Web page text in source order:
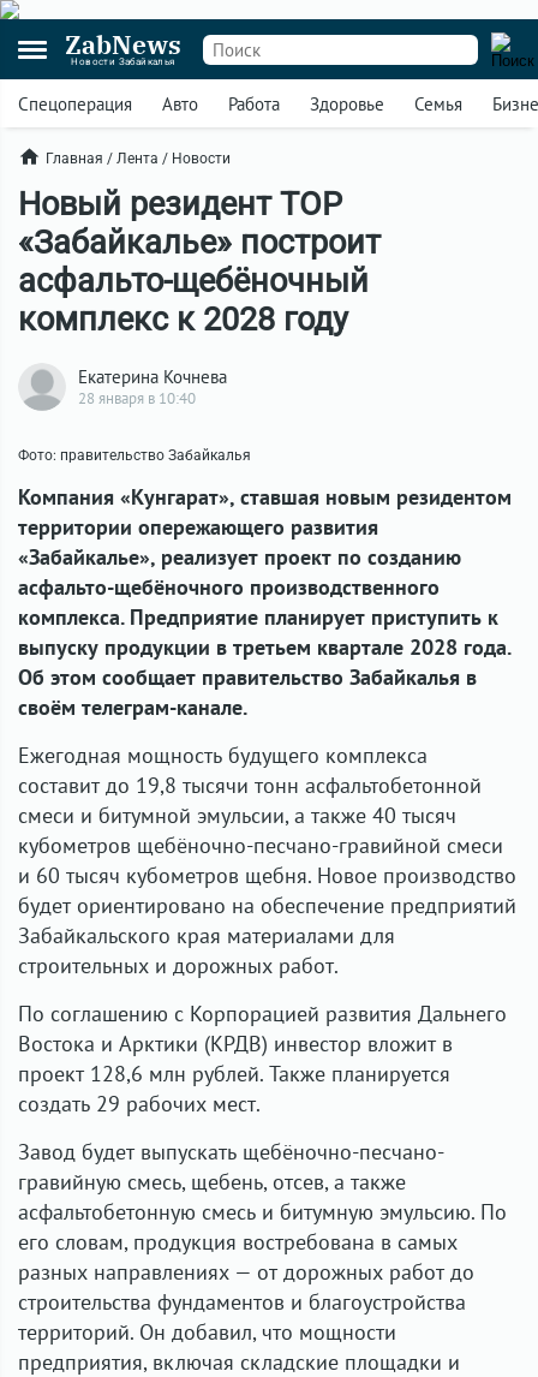
ZabNews
Новости Забайкалья
Спецоперация Авто Работа Здоровье Семья
Главная / Лента / Новости
Новый резидент ТОР
«Забайкалье» построит
асфальто-щебёночный
комплекс к 2028 году
Екатерина Кочнева
28 января в 10:40
Фото: правительство Забайкалья
Компания «Кунгарат», ставшая новым резидентом
территории опережающего развития
«Забайкалье», реализует проект по созданию
асфальто-щебёночного производственного
комплекса. Предприятие планирует приступить к
выпуску продукции в третьем квартале 2028 года.
Об этом сообщает правительство Забайкалья в
своём телеграм-канале.
Ежегодная мощность будущего комплекса
составитдо 19,8 тысячи тонн асфальтобетонной
смеси и битумной эмульсии, а также 40 тысяч
кубометров щебёночно-песчано-гравийной смеси
и 60 тысяч кубометров щебня. Новое производство
будет ориентировано на обеспечение предприятий
Забайкальского края материалами для
строительных и дорожных работ.
По соглашению с Корпорацией развития Дальнего
Востока и Арктики (КРДВ) инвестор вложит в
проект 128,6 млн рублей. Также планируется
создать 29 рабочих мест.
Завод будет выпускать щебёночно-песчано-
гравийную смесь, щебень, отсев, а также
асфальтобетонную смесь и битумную эмульсию. По
его словам, продукция востребована в самых
разных направлениях — от дорожных работ до
строительства фундаментов и благоустройства
территорий. Он добавил, что мощности
предприятия, включая складские площадки и